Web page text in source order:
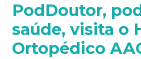
PodDoutor,
saúde, visita o
Ortopédico